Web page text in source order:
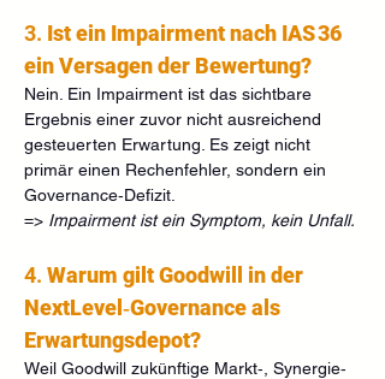
3. Ist ein Impairment nach IAS 36
ein Versagen der Bewertung?
Nein. Ein Impairment ist das sichtbare
Ergebnis einer zuvor nicht ausreichend
gesteuerten Erwartung. Es zeigt nicht
primär einen Rechenfehler, sondern ein
Governance‑Defizit.
=> Impairment ist ein Symptom, kein Unfall.
4. Warum gilt Goodwill in der
NextLevel‑Governance als
Erwartungsdepot?
Weil Goodwill zukünftige Markt‑, Synergie‑